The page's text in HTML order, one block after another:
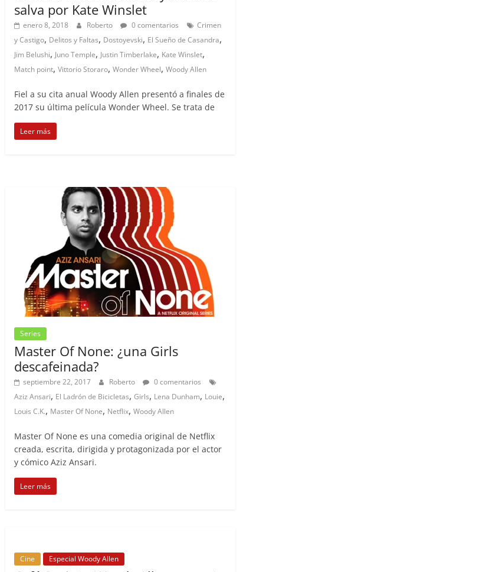
salva por Kate Winslet
enero 8, 2018 Roberto 0 comentarios
Crimen
y Castigo, Delitos y Faltas, Dostoyevski, El Sueño de Casandra,
Jim Belushi, Juno Temple, Justin Timberlake, Kate Winslet,
Match point,Vittorio Storaro,Wonder Wheel,Woody Allen
Fiel a su cita anual Woody Allen presentó a finales de
2017 su última película Wonder Wheel. Se trata de
Leer más
Series
Master Of None: ¿una Girls
descafeinada?
septiembre 22, 2017 Roberto
0 comentarios
Aziz Ansari, El Ladrón de Bicicletas,Girls, Lena Dunham, Louie,
Louis C.K., Master Of None, Netflix,Woody Allen
Master Of None es una comedia original de Netflix
creada, escrita, dirigida y protagonizada por el actor
y cómico Aziz Ansari.
Leer más
Cine Especial Woody Allen